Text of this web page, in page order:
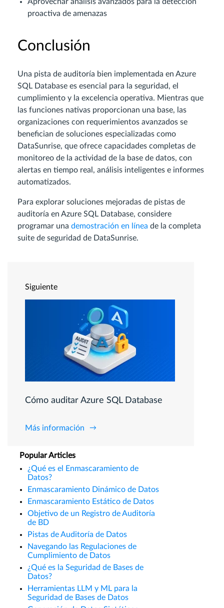
proactiva de amenazas
Conclusión
Una pista de auditoría bien implementada en Azure
SQL Database es esencial para la seguridad, el
cumplimiento y la excelencia operativa. Mientras que
las funciones nativas proporcionan una base, las
organizaciones con requerimientos avanzados se
benefician de soluciones especializadas como
DataSunrise, que ofrece capacidades completas de
monitoreo de la actividad de la base de datos, con
alertas en tiempo real, análisis inteligentes e informes
automatizados.
Para explorar soluciones mejoradas de pistas de
auditoría en Azure SQL Database, considere
programar una demostración en línea de la completa
suite de seguridad de DataSunrise.
Siguiente
Cómo auditar Azure SQL Database
Más información
Popular Articles
¿Qué es el Enmascaramiento de
Datos?
Enmascaramiento Dinámico de Datos
Enmascaramiento Estático de Datos
Objetivo de un Registro de Auditoría
de BD
Pistas de Auditoría de Datos
Navegando las Regulaciones de
Cumplimiento de Datos
¿Qué es la Seguridad de Bases de
Datos?
Herramientas LLM y ML para la
Seguridad de Bases de Datos